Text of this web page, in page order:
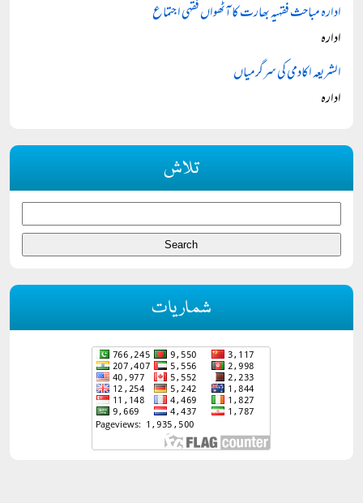
ادارہ مباحث فقہیہ بھارت کا آٹھواں فقہی اجتماع
ادارہ
الشریعہ اکادمی کی سرگرمیاں
ادارہ
تلاش
شماریات